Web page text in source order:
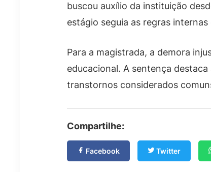
buscou auxílio da instituição
estágio seguia as regras
Para a magistrada, a demora
educacional. A sentença
transtornos considerados
Compartilhe:
Facebook Twitter